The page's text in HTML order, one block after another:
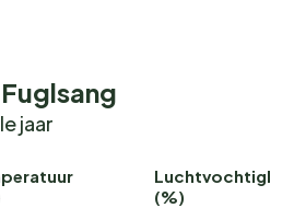
jaar
(%)